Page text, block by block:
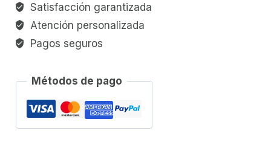
Satisfacción garantizada
Atención personalizada
Pagos seguros
Métodos de pago